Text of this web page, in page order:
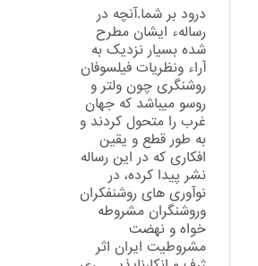
درود بر شما.آنچه در
رسالهء ایشان مطرح
شده بسیار نزدیک به
آراء ونظریات فیلسوفان
روشنگری چون ولتر و
روسو میباشد که جهان
غرب را متحول کردند و
به طور قطع و یقین
افکاری که در این رساله
نشر پیدا کرده، در
نوآوری های روشنفکران
وروشنگران مشروطه
خواه و نهضت
مشروطیت ایران اثر